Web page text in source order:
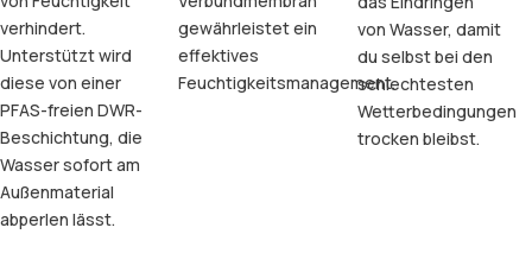
verhindert.
Unterstützt wird
diese von einer
PFAS-freien DWR-
Beschichtung, die
Wasser sofort am
Außenmaterial
abperlen lässt.
gewährleistet ein
effektives
Feuchtigkeitsmanagement.
von Wasser, damit
du selbst bei den
schlechtesten
Wetterbedingungen
trocken bleibst.